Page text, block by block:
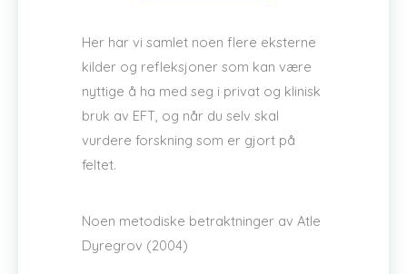
Her har vi samlet noen flere eksterne
kilder og refleksjoner som kan være
nyttige å ha med seg i privat og klinisk
bruk av EFT, og når du selv skal
vurdere forskning som er gjort på
feltet.
Noen metodiske betraktninger av Atle
Dyregrov (2004)